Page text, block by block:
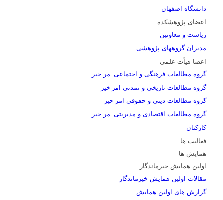
دانشگاه اصفهان
اعضای پژوهشکده
ریاست و معاونین
مدیران گروههای پژوهشی
اعضا هیأت علمی
گروه مطالعات فرهنگی و اجتماعی امر خیر
گروه مطالعات تاریخی و تمدنی امر خیر
گروه مطالعات دینی و حقوقی امر خیر
گروه مطالعات اقتصادی و مدیریتی امر خیر
کارکنان
فعالیت ها
همایش ها
اولین همایش خیرماندگار
مقالات اولین همایش خیرماندگار
گزارش های اولین همایش